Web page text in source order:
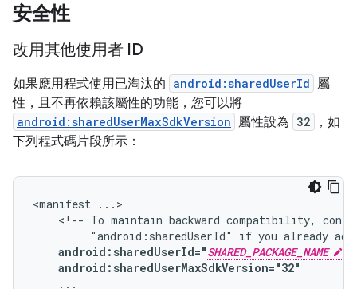
安全性
改用其他使用者 ID
如果應用程式使用已淘汰的 android:sharedUserId 屬
性，且不再依賴該屬性的功能，您可以將
android:sharedUserMaxSdkVersion 屬性設為 32
，如
下列程式碼片段所示：
<manifest
<!-- To maintain backward compatibility,
"android:sharedUserId"
if you already
android:sharedUserId="SHARED_PACKAGE_NAME
android:sharedUserMaxSdkVersion="32"
...